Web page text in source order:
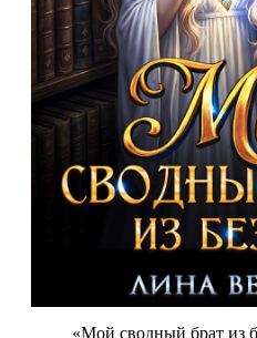
«Мой сводный брат из